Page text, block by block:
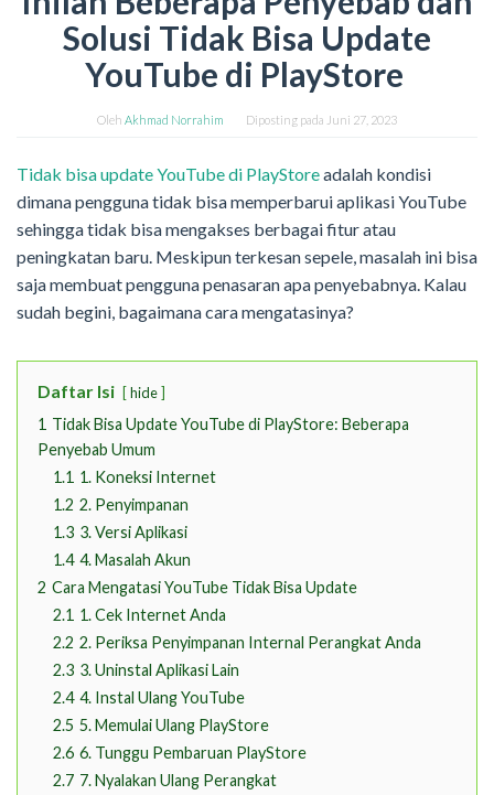
Solusi Tidak Bisa Update
YouTube di PlayStore
Oleh Akhmad Norrahim Diposting pada Juni 27, 2023
Tidak bisa update YouTube di PlayStoreadalah kondisi
dimana pengguna tidak bisa memperbarui aplikasi YouTube
sehingga tidak bisa mengakses berbagai fitur atau
peningkatan baru. Meskipun terkesan sepele, masalah ini bisa
saja membuat pengguna penasaran apa penyebabnya. Kalau
sudah begini, bagaimana cara mengatasinya?
Daftar Isi hide
1 Tidak Bisa Update YouTube di PlayStore: Beberapa
Penyebab Umum
1.1 1. Koneksi Internet
1.2 2. Penyimpanan
1.3 3. Versi Aplikasi
1.4 4. Masalah Akun
2 Cara Mengatasi YouTube Tidak Bisa Update
2.1 1. Cek Internet Anda
2.2 2. Periksa Penyimpanan Internal Perangkat Anda
2.3 3. Uninstal Aplikasi Lain
2.4 4. Instal Ulang YouTube
2.5 5. Memulai Ulang PlayStore
2.6 6. Tunggu Pembaruan PlayStore
2.7 7. Nyalakan Ulang Perangkat